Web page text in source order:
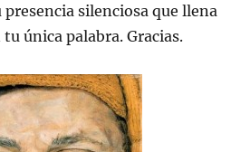
silenciosa que llena
única palabra. Gracias.